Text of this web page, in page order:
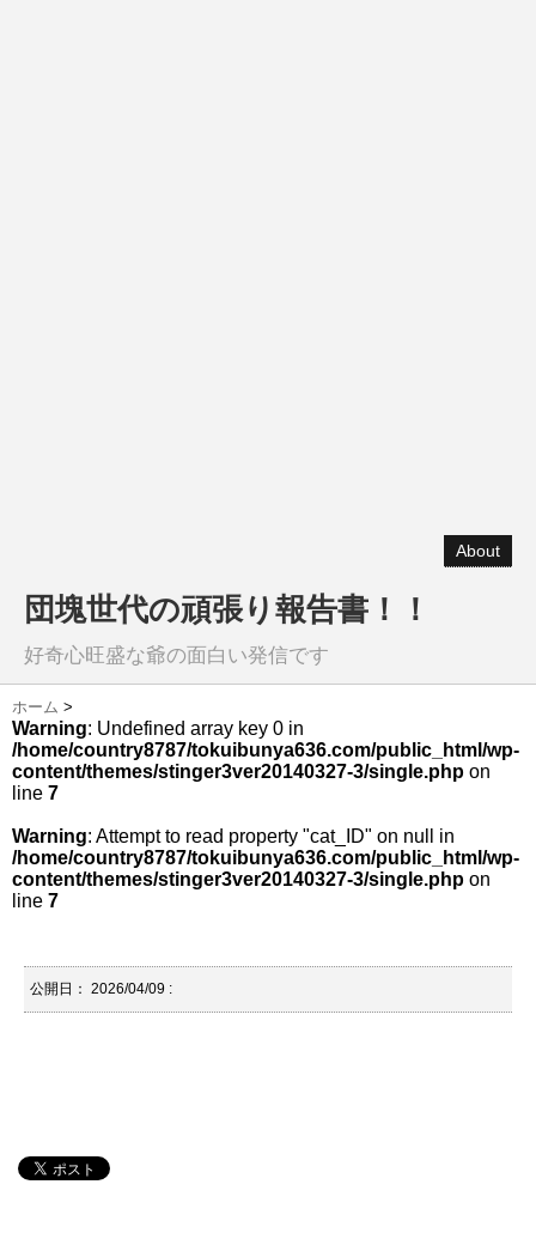
About
団塊世代の頑張り報告書！！
好奇心旺盛な爺の面白い発信です
ホーム >
Warning: Undefined array key 0 in
/home/country8787/tokuibunya636.com/public_html/wp-
content/themes/stinger3ver20140327-3/single.php on
line 7
Warning: Attempt to read property "cat_ID" on null in
/home/country8787/tokuibunya636.com/public_html/wp-
content/themes/stinger3ver20140327-3/single.php on
line 7
公開日： 2026/04/09 :